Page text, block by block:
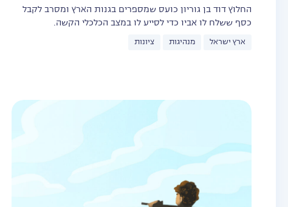
החלוץ דוד בן גוריון כועס שמספרים בגנות הארץ ומסרב לקבל
כסף ששלח לו אביו כדי לסייע לו במצב הכלכלי הקשה.
ארץ ישראל מנהיגות ציונות